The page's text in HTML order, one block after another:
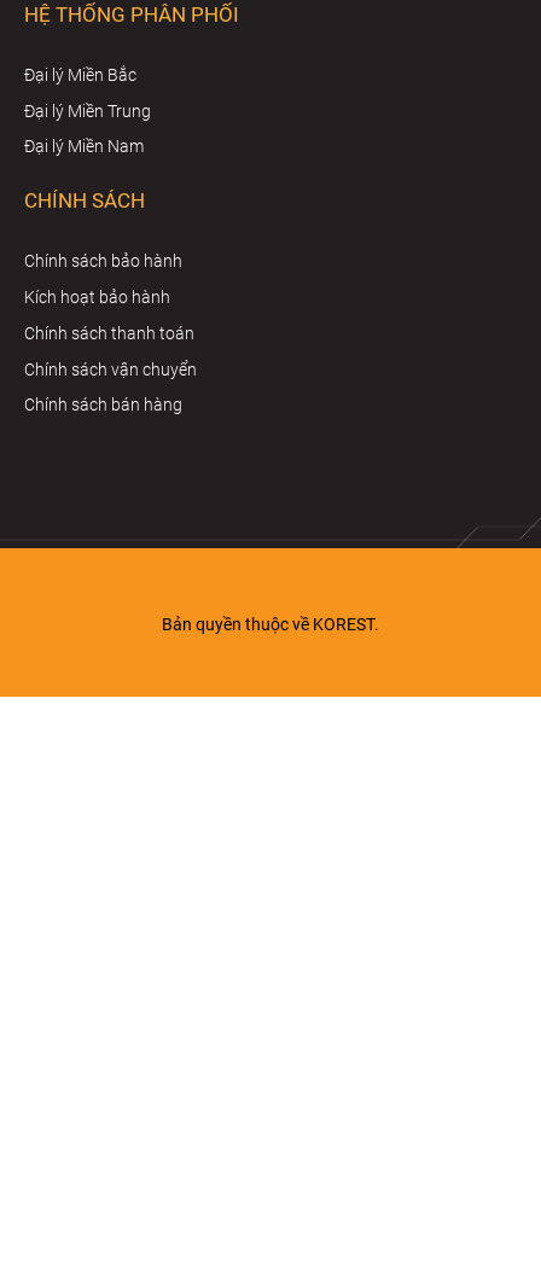
HỆ THỐNG PHÂN PHỐI
Đại lý Miền Bắc
Đại lý Miền Trung
Đại lý Miền Nam
CHÍNH SÁCH
Chính sách bảo hành
Kích hoạt bảo hành
Chính sách thanh toán
Chính sách vận chuyển
Chính sách bán hàng
Bản quyền thuộc về KOREST.